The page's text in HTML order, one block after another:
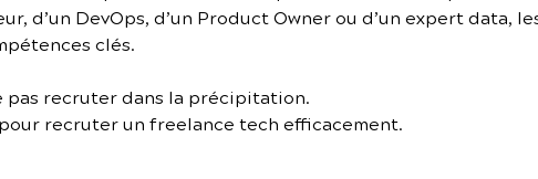
d’un DevOps, d’un Product Owner ou d’un expert
clés.
recruter dans la précipitation.
recruter un freelance tech efficacement.